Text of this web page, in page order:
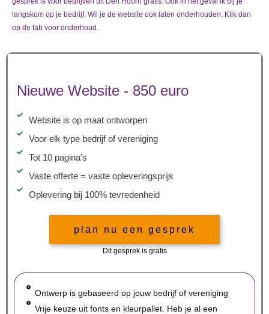
langskom op je bedrijf. Wil je de website ook laten onderhouden. Klik dan
op de tab voor onderhoud.
Nieuwe Website - 850 euro
Website is op maat ontworpen
Voor elk type bedrijf of vereniging
Tot 10 pagina's
Vaste offerte = vaste opleveringsprijs
Oplevering bij 100% tevredenheid
plan nu een gesprek
Dit gesprek is gratis
Ontwerp is gebaseerd op jouw bedrijf of vereniging
Vrije keuze uit fonts en kleurpallet. Heb je al een